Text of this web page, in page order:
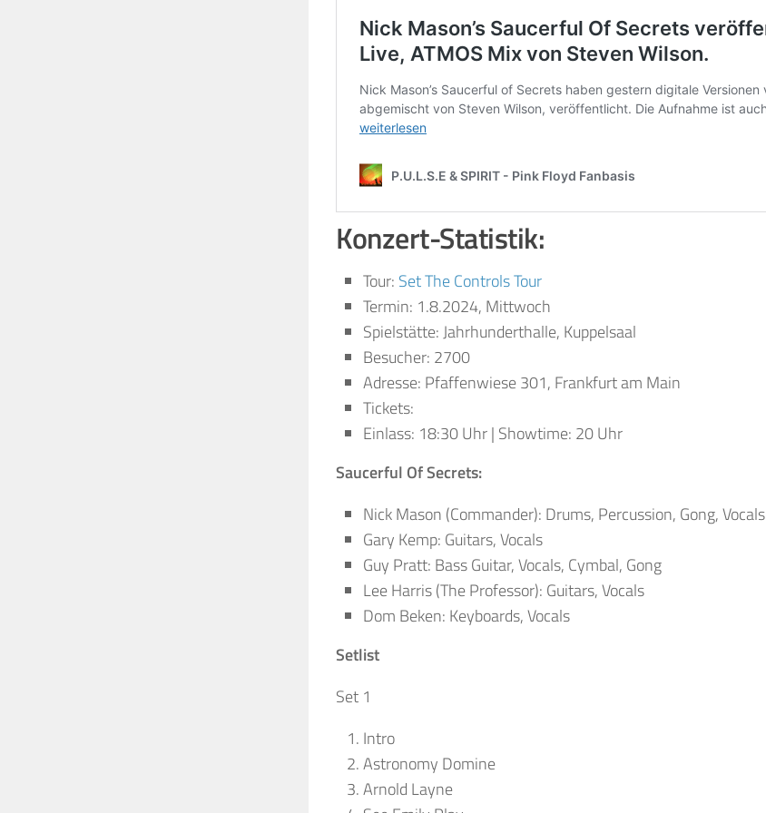
Konzert-Statistik:
Tour: Set The Controls Tour
Termin: 1.8.2024, Mittwoch
Spielstätte: Jahrhunderthalle, Kuppelsaal
Besucher: 2700
Adresse: Pfaffenwiese 301, Frankfurt am Main
Tickets:
Einlass: 18:30 Uhr | Showtime: 20 Uhr
Saucerful Of Secrets:
Nick Mason (Commander): Drums, Percussion, Gong, Vocals
Gary Kemp: Guitars, Vocals
Guy Pratt: Bass Guitar, Vocals, Cymbal, Gong
Lee Harris (The Professor): Guitars, Vocals
Dom Beken: Keyboards, Vocals
Setlist
Set 1
Intro
Astronomy Domine
Arnold Layne